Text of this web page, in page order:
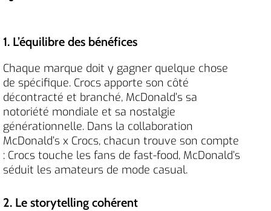
1. L’équilibre des bénéfices
Chaque marque doit y gagner quelque chose
de spécifique. Crocs apporte son côté
décontracté et branché, McDonald’s sa
notoriété mondiale et sa nostalgie
générationnelle. Dans la collaboration
McDonald’s x Crocs, chacun trouve son compte
: Crocs touche les fans de fast-food, McDonald’s
séduit les amateurs de mode casual.
2. Le storytelling cohérent